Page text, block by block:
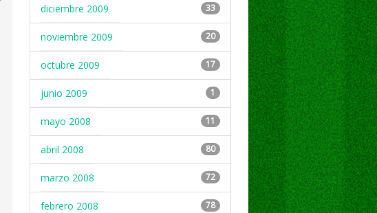
diciembre 2009 33
noviembre 2009 20
octubre 2009 17
junio 2009 1
mayo 2008 11
abril 2008 80
marzo 2008 72
febrero 2008 78